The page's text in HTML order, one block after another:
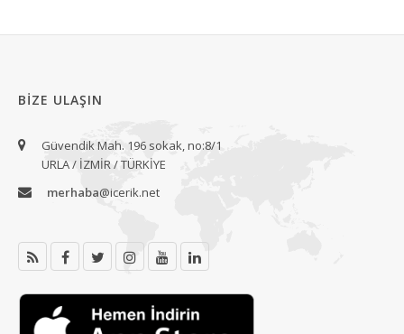
BIZE ULAŞIN
Güvendik Mah. 196 sokak, no:8/1
URLA / İZMİR / TÜRKİYE
merhaba@icerik.net